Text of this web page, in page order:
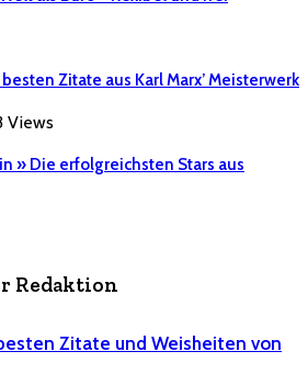
Zitate aus Karl Marx’ Meisterwerk
Views
» Die erfolgreichsten Stars aus
Redaktion
Zitate und Weisheiten von